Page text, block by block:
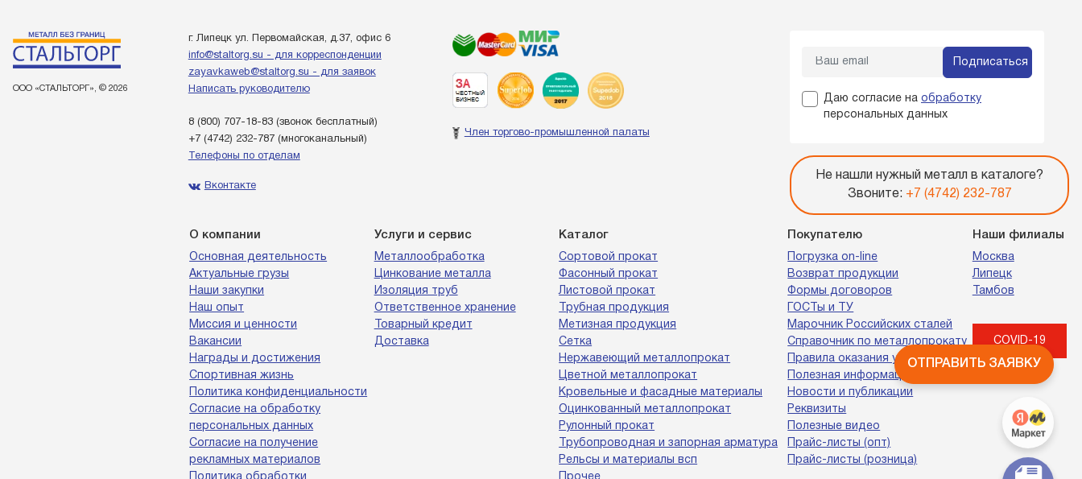
ООО «СТАЛЬТОРГ», © 2026
г. Липецк ул. Первомайская, д.37, офис 6
info@staltorg.su - для корреспонденции
zayavkaweb@staltorg.su - для заявок
Написать руководителю
8 (800) 707-18-83(звонок бесплатный)
+7 (4742) 232-787(многоканальный)
Телефоны по отделам
Вконтакте
О компании
Основная деятельность
Актуальные грузы
Наши закупки
Наш опыт
Миссия и ценности
Вакансии
Награды и достижения
Спортивная жизнь
Политика конфиденциальности
Согласие на обработку
персональных данных
Согласие на получение
рекламных материалов
Услуги и сервис
Металлообработка
Цинкование металла
Изоляция труб
Ответственное хранение
Товарный кредит
Доставка
Каталог
Сортовой прокат
Фасонный прокат
Листовой прокат
Трубная продукция
Метизная продукция
Сетка
Нержавеющий металлопрокат
Цветной металлопрокат
Кровельные и фасадные материалы
Оцинкованный металлопрокат
Рулонный прокат
Трубопроводная и запорная арматура
Рельсы и материалы всп
Покупателю
Погрузка on-line
Возврат продукции
Формы договоров
ГОСТы и ТУ
Марочник Российских сталей
Справочник по металлопрокату
Правила оказания услуг
Полезная информация
Новости и публикации
Реквизиты
Полезные видео
Прайс-листы (опт)
Прайс-листы (розница)
Наши филиалы
Москва
Липецк
Тамбов
COVID-19
Подписаться
Даю согласие на обработку
персональных данных
Не нашли нужный металл в каталоге?
Звоните: +7 (4742) 232-787
Член торгово-промышленной палаты
ОТПРАВИТЬ ЗАЯВКУ